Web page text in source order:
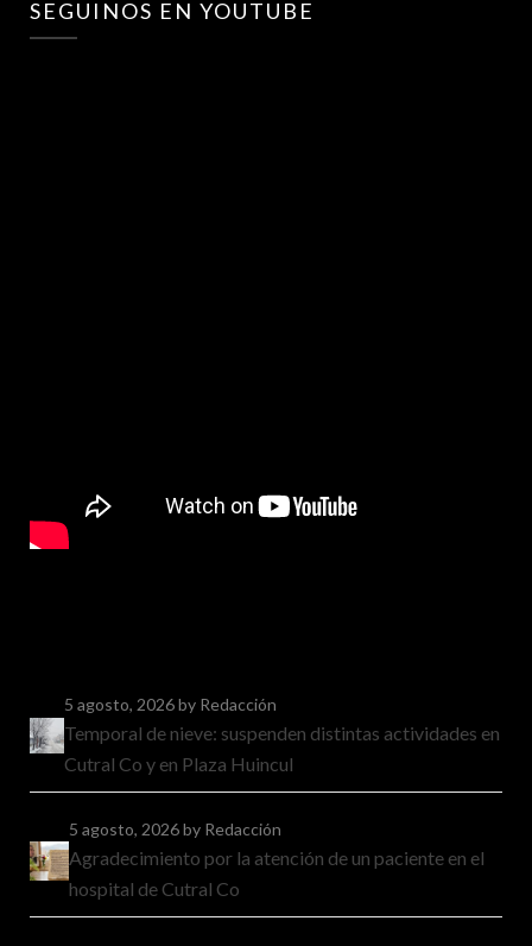
SEGUINOS EN YOUTUBE
5 agosto, 2026by Redacción
Temporal de nieve: suspenden distintas actividades en
Cutral Co y en Plaza Huincul
5 agosto, 2026by Redacción
Agradecimiento por la atención de un paciente en el
hospital de Cutral Co